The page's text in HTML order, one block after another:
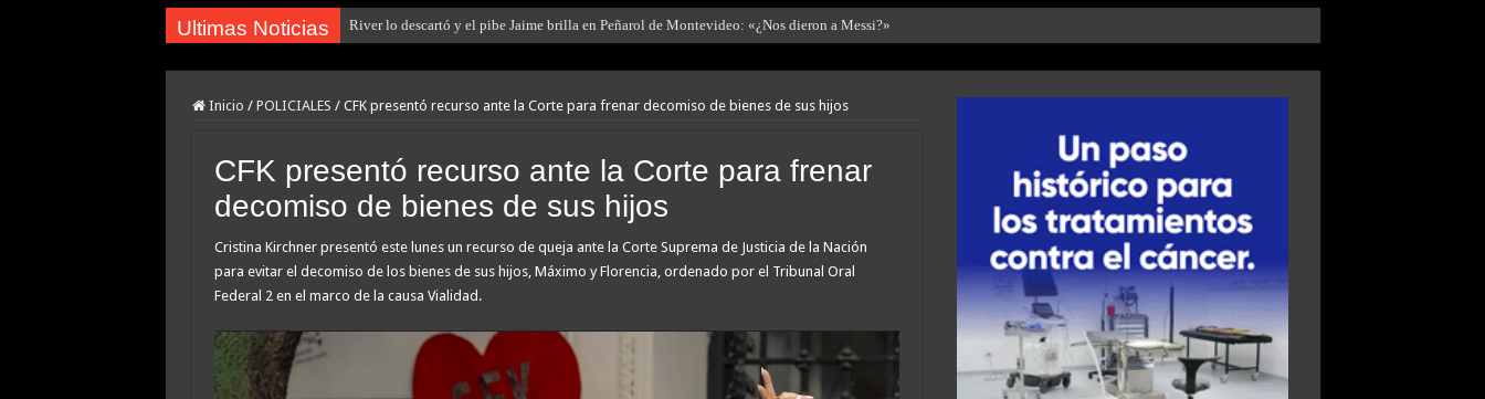
Ultimas Noticias River lo descartó y el pibe Jaime brilla en Peñarol de Montevideo: «¿Nos dieron a Messi?»
Inicio / POLICIALES / CFK presentó recurso ante la Corte para frenar decomiso de bienes de sus hijos
CFK presentó recurso ante la Corte para frenar
decomiso de bienes de sus hijos
Cristina Kirchner presentó este lunes un recurso de queja ante la Corte Suprema de Justicia de la Nación
para evitar el decomiso de los bienes de sus hijos, Máximo y Florencia, ordenado por el Tribunal Oral
Federal 2 en el marco de la causa Vialidad.